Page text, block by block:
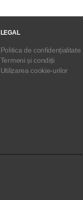
LEGAL
Politica de confidențialitate
Termeni și condiții
Utilizarea cookie-urilor